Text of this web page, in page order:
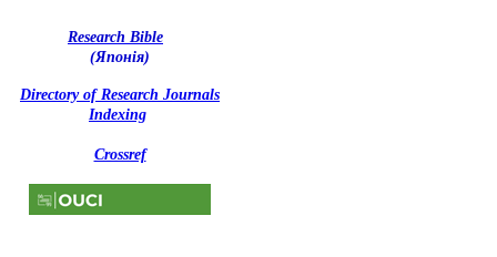
Research Bible
(Японія)
Directory of Research Journals
Indexing
Crossref